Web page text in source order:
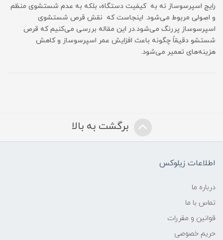
رایج اسپرسوساز نه به کیفیت دستگاه، بلکه به عدم شستشوی منظم
و اصولی مربوط می‌شود. اینجاست که نقش قرص شستشوی
اسپرسوساز پررنگ می‌شود.در این مقاله بررسی می‌کنیم که قرص
شستشو دقیقاً چگونه باعث افزایش عمر اسپرسوساز و کاهش
هزینه‌های تعمیر می‌شود.
برگشت به بالا
اطلاعات زیلوکس
درباره ما
تماس با ما
قوانین و مقررات
حریم خصوصی